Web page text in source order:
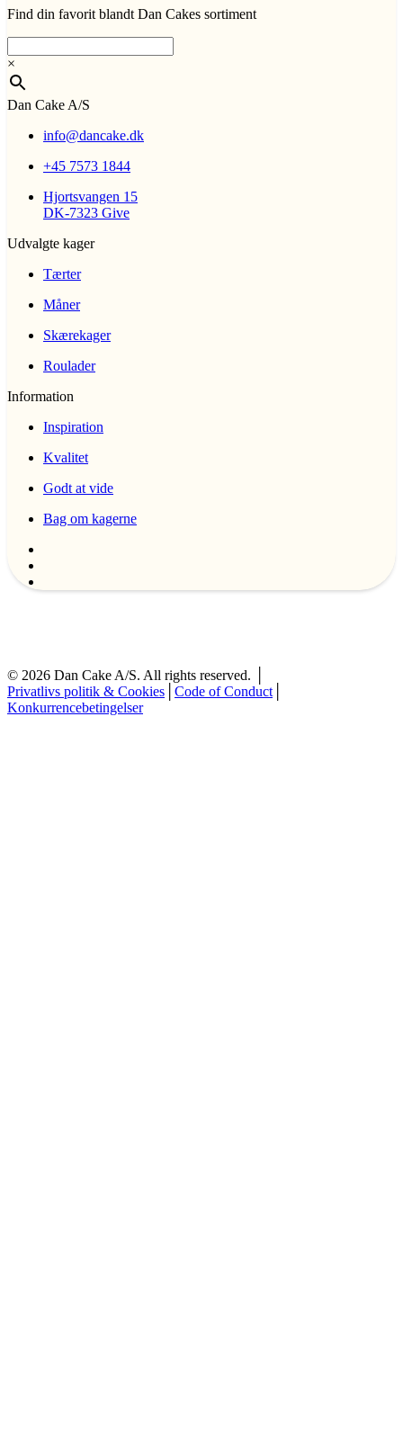
Find din favorit blandt Dan Cakes sortiment
×
Dan Cake A/S
info@dancake.dk
+45 7573 1844
Hjortsvangen 15
DK-7323 Give
Udvalgte kager
Tærter
Måner
Skærekager
Roulader
Information
Inspiration
Kvalitet
Godt at vide
Bag om kagerne
© 2026 Dan Cake A/S. All rights reserved. │
Privatlivs politik & Cookies
Code of Conduct
Konkurrencebetingelser